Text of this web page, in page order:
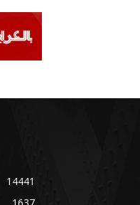
14441